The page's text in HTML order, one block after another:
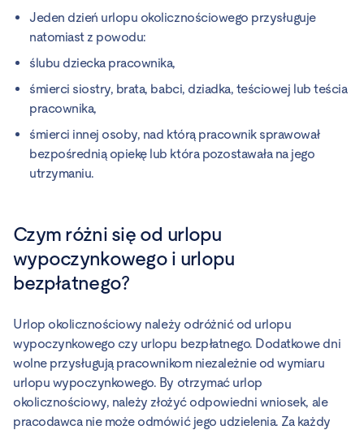
Jeden dzień urlopu okolicznościowego przysługuje
natomiast z powodu:
ślubu dziecka pracownika,
śmierci siostry, brata, babci, dziadka, teściowej lub teścia
pracownika,
śmierci innej osoby, nad którą pracownik sprawował
bezpośrednią opiekę lub która pozostawała na jego
utrzymaniu.
Czym różni się od urlopu
wypoczynkowego i urlopu
bezpłatnego?
Urlop okolicznościowy należy odróżnić od urlopu
wypoczynkowego czy urlopu bezpłatnego. Dodatkowe dni
wolne przysługują pracownikom niezależnie od wymiaru
urlopu wypoczynkowego. By otrzymać urlop
okolicznościowy, należy złożyć odpowiedni wniosek, ale
pracodawca nie może odmówić jego udzielenia. Za każdy